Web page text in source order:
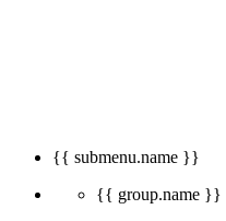
{{ submenu.name }}
{{ group.name }}